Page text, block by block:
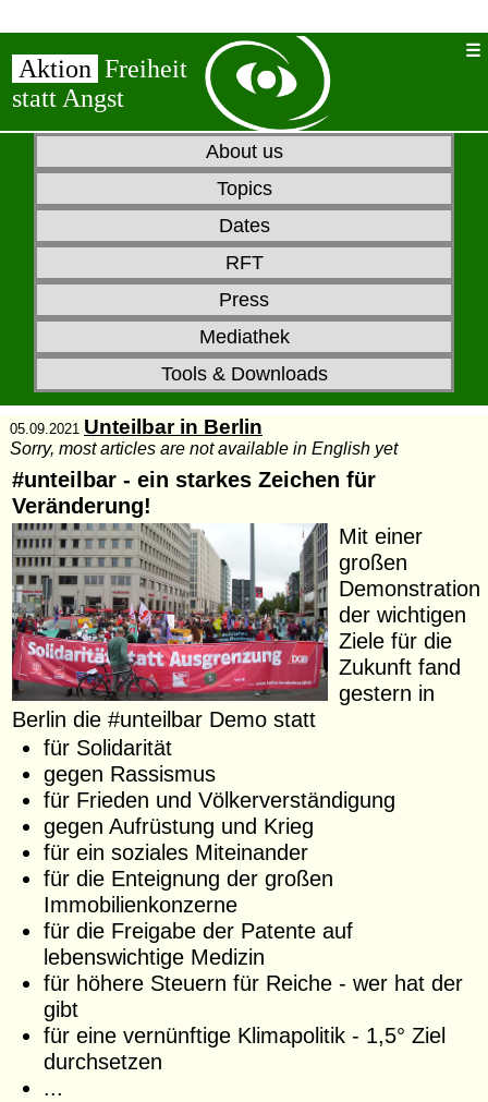
Aktion Freiheit
statt Angst
About us
Topics
Dates
RFT
Press
Mediathek
Tools & Downloads
05.09.2021 Unteilbar in Berlin
Sorry, most articles are not available in English yet
#unteilbar - ein starkes Zeichen für
Veränderung!
Mit einer
großen
Demonstration
der wichtigen
Ziele für die
Zukunft fand
gestern in
Berlin die #unteilbar Demo statt
für Solidarität
gegen Rassismus
für Frieden und Völkerverständigung
gegen Aufrüstung und Krieg
für ein soziales Miteinander
für die Enteignung der großen
Immobilienkonzerne
für die Freigabe der Patente auf
lebenswichtige Medizin
für höhere Steuern für Reiche - wer hat der
gibt
für eine vernünftige Klimapolitik - 1,5° Ziel
durchsetzen
...